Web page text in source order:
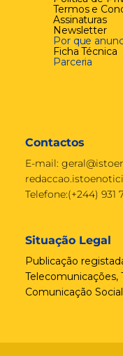
Termos e
Assinaturas
Newsletter
Por que
Ficha Técnica
Parceria
Contactos
E-mail:
Telefone:(+244) 931
Situação Legal
Publicação
Telecomunicações,
Comunicação